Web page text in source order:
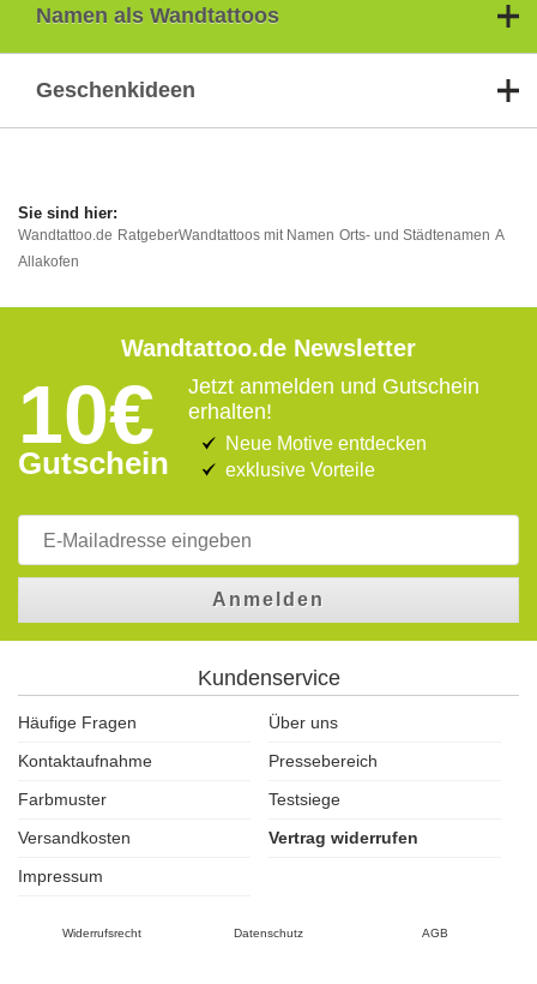
Namen als Wandtattoos
Geschenkideen
Wandtattoo.de RatgeberWandtattoos mit Namen Orts- und Städtenamen A
Allakofen
Wandtattoo.de Newsletter
10€
Gutschein
Jetzt anmelden und Gutschein
erhalten!
Neue Motive entdecken
exklusive Vorteile
Anmelden
Kundenservice
Häufige Fragen
Über uns
Kontaktaufnahme
Pressebereich
Farbmuster
Testsiege
Versandkosten
Vertrag widerrufen
Impressum
Widerrufsrecht Datenschutz AGB